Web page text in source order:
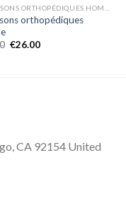
orthopédiques
€26.00
CA 92154 United